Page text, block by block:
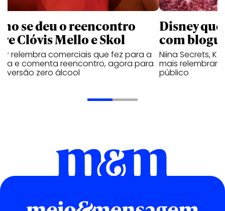
se deu o reencontro
Clóvis Mello e Skol
relembra comerciais que fez para a
e comenta reencontro, agora para
versão zero álcool
Disney
com
Niina Secrets,
mais
público